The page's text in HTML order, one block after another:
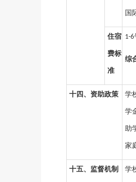
国
住宿
费标
准
1-6
综
十四、资助政策 学
学
助
家
十五、监督机制 学